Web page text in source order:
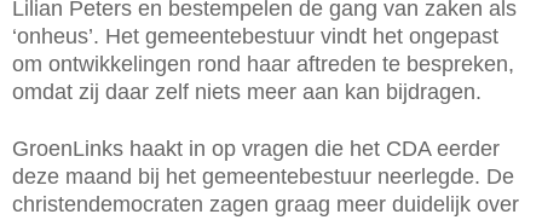
Lilian Peters en bestempelen de gang van zaken als
‘onheus’. Het gemeentebestuur vindt het ongepast
om ontwikkelingen rond haar aftreden te bespreken,
omdat zij daar zelf niets meer aan kan bijdragen.
GroenLinks haakt in op vragen die het CDA eerder
deze maand bij het gemeentebestuur neerlegde. De
christendemocraten zagen graag meer duidelijk over